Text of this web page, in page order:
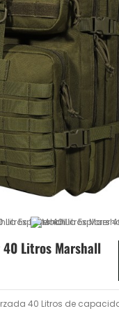
Litros Marshall
40 Litros de